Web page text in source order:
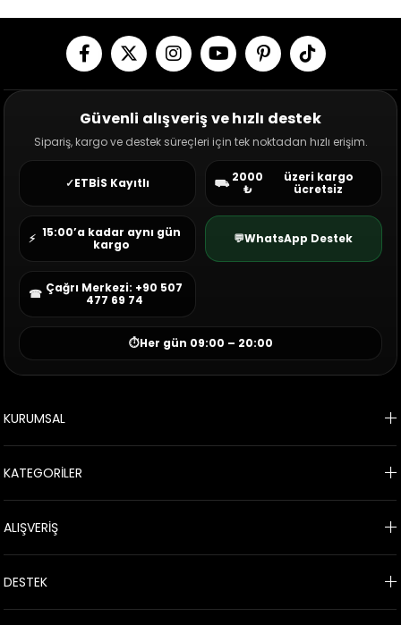
Güvenli alışveriş ve hızlı destek
Sipariş, kargo ve destek süreçleri için tek noktadan hızlı erişim.
✓ETBİS Kayıtlı ⛟2000
₺
üzeri kargo
ücretsiz
⚡ 15:00’a kadar aynı gün
kargo
💬WhatsApp Destek
☎ Çağrı Merkezi: +90 507
477 69 74
⏱Her gün 09:00 – 20:00
KURUMSAL
KATEGORİLER
ALIŞVERİŞ
DESTEK